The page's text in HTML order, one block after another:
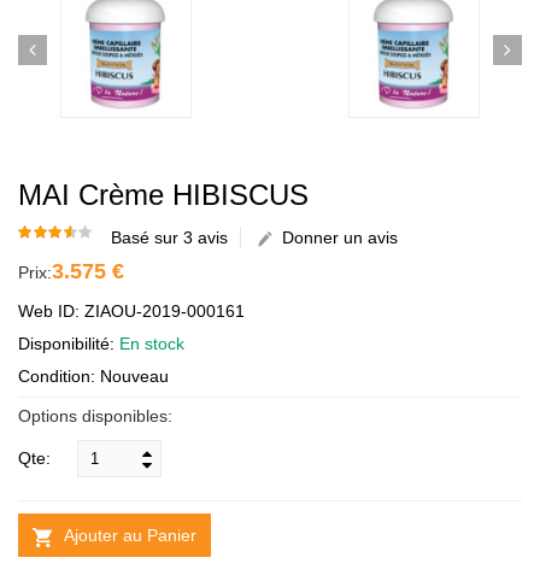
MAI Crème HIBISCUS
Basé sur 3 avis
Donner un avis
Prix:3.575 €
Web ID: ZIAOU-2019-000161
Disponibilité: En stock
Condition: Nouveau
Options disponibles:
Qte:
Ajouter au Panier